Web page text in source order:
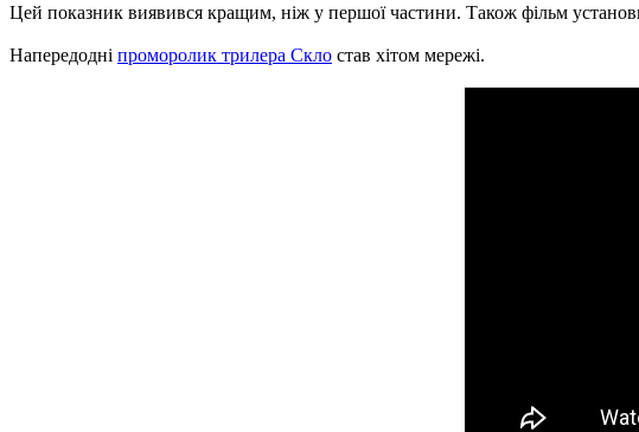
Цей показник виявився кращим, ніж у першої частини. Також фільм
Напередодні проморолик трилера Скло став хітом мережі.